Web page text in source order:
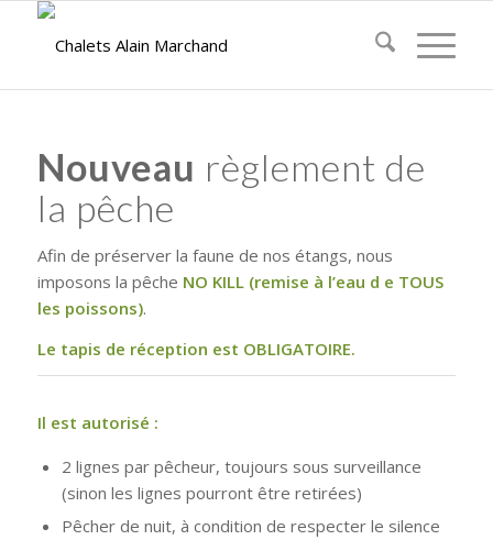
Nouveau règlement de
la pêche
Afin de préserver la faune de nos étangs, nous
imposons la pêche NO KILL (remise à l’eau d e TOUS
les poissons).
Le tapis de réception est OBLIGATOIRE.
Il est autorisé :
2 lignes par pêcheur, toujours sous surveillance
(sinon les lignes pourront être retirées)
Pêcher de nuit, à condition de respecter le silence